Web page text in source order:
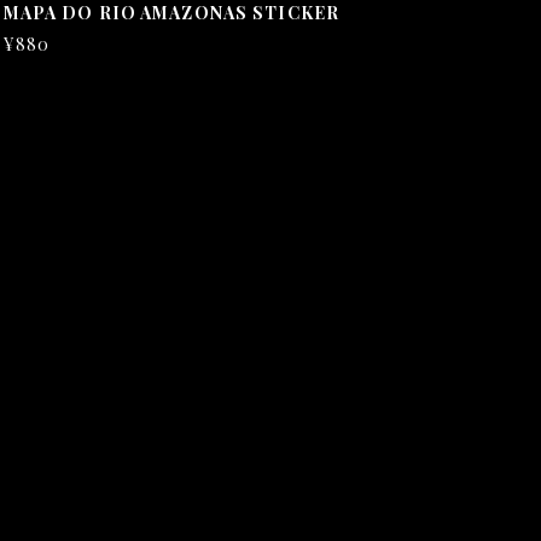
MAPA DO RIO AMAZONAS STICKER
¥880